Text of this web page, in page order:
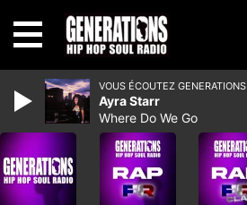
VOUS ÉCOUTEZ GENERATIONS
Ayra Starr
Where Do We Go